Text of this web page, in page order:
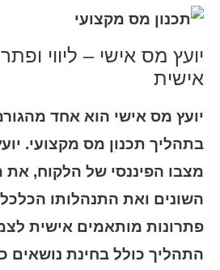
יועץ מס אישי – ליווי
אישית
יועץ מס אישי הוא אחד
בתהליך תכנון מס מקצועי.
מצבו הפיננסי של הלקוח, את
השונים ואת התנהלותו
פתרונות מותאמים אישית
התהליך כולל בחינת נושאים